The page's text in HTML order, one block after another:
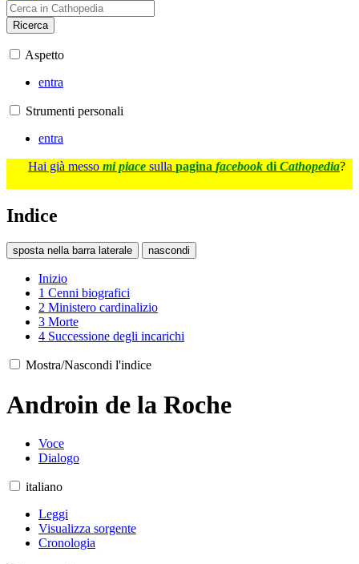
Ricerca
Aspetto
entra
Strumenti personali
entra
Hai già messo mi piace sulla pagina facebook di Cathopedia?
Indice
sposta nella barra laterale nascondi
Inizio
1 Cenni biografici
2 Ministero cardinalizio
3 Morte
4 Successione degli incarichi
Mostra/Nascondi l'indice
Androin de la Roche
Voce
Dialogo
italiano
Leggi
Visualizza sorgente
Cronologia